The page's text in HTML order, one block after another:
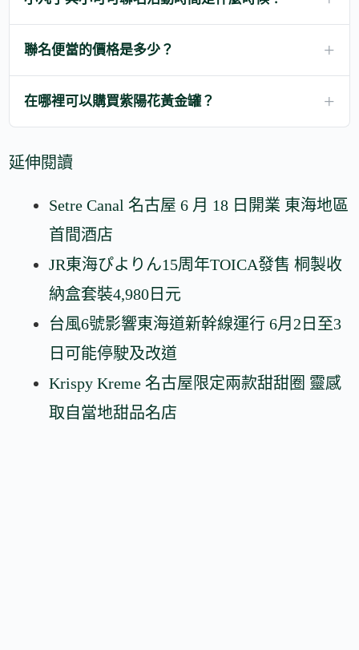
聯名便當的價格是多少？
在哪裡可以購買紫陽花黃金罐？
延伸閱讀
Setre Canal 名古屋 6 月 18 日開業 東海地區
首間酒店
JR東海ぴよりん15周年TOICA發售 桐製收
納盒套裝4,980日元
台風6號影響東海道新幹線運行 6月2日至3
日可能停駛及改道
Krispy Kreme 名古屋限定兩款甜甜圈 靈感
取自當地甜品名店